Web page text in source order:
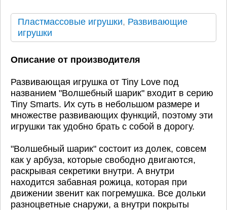
Пластмассовые игрушки, Развивающие
игрушки
Описание от производителя
Развивающая игрушка от Tiny Love под
названием "Волшебный шарик" входит в серию
Tiny Smarts. Их суть в небольшом размере и
множестве развивающих функций, поэтому эти
игрушки так удобно брать с собой в дорогу.
"Волшебный шарик" состоит из долек, совсем
как у арбуза, которые свободно двигаются,
раскрывая секретики внутри. А внутри
находится забавная рожица, которая при
движении звенит как погремушка. Все дольки
разноцветные снаружи, а внутри покрыты